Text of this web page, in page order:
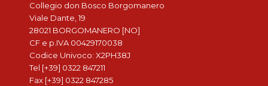
Collegio don Bosco Borgomanero
Viale Dante, 19
28021 BORGOMANERO [NO]
CF e p.IVA 00429170038
Codice Univoco: X2PH38J
Tel [+39] 0322 847211
Fax [+39] 0322 847285